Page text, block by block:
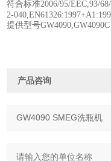
符合标准2006/95/EEC,93/
2-
提供型号GW4090,GW4090C
产品咨询